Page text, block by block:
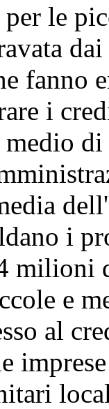
le
fanno
i
di
i
milioni
e
al